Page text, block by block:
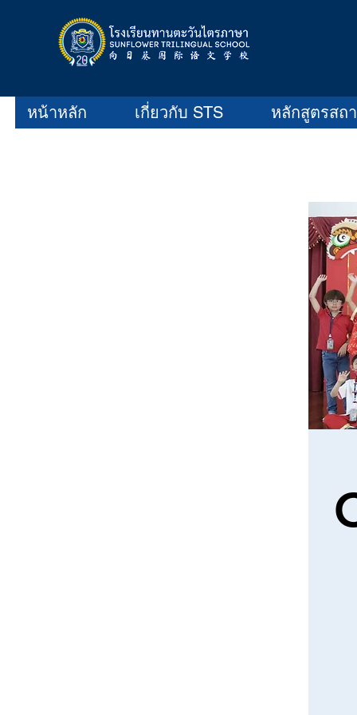
หน้าหลัก เกี่ยวกับ STS หลักสูตรสถ